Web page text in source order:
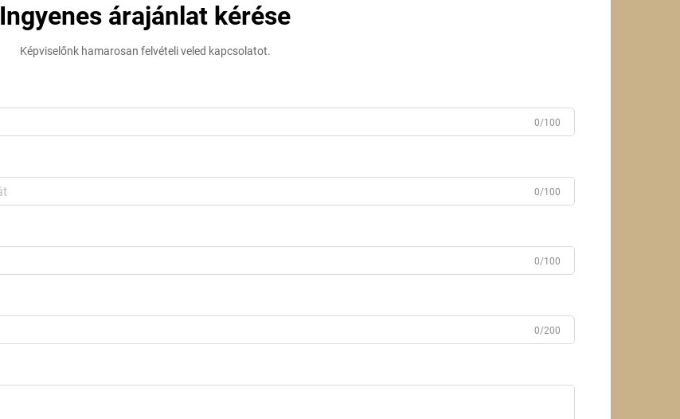
Ingyenes árajánlat kérése
Képviselőnk hamarosan felvételi veled kapcsolatot.
0/100
0/100
0/100
0/200